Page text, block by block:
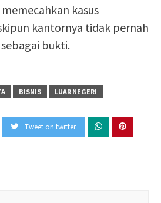
kasus
kantornya tidak pernah
bukti.
BISNIS LUAR NEGERI
Tweet on twitter